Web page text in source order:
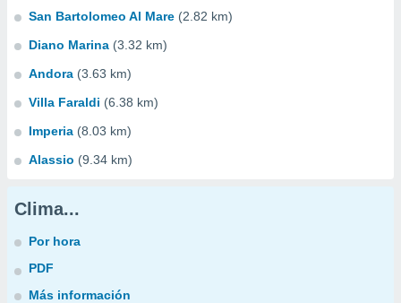
San Bartolomeo Al Mare (2.82 km)
Diano Marina (3.32 km)
Andora (3.63 km)
Villa Faraldi (6.38 km)
Imperia (8.03 km)
Alassio (9.34 km)
Clima...
Por hora
PDF
Más información